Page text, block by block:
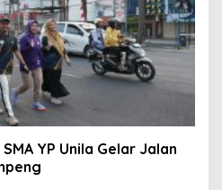
YP Unila Gelar Jalan